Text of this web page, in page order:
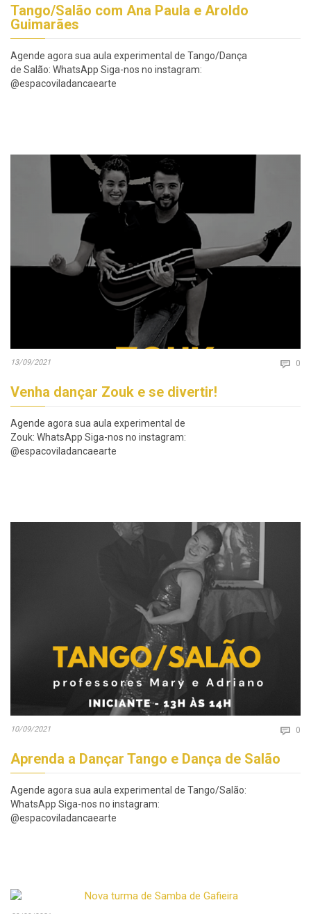
Tango/Salão com Ana Paula e Aroldo
Guimarães
Agende agora sua aula experimental de Tango/Dança
de Salão: WhatsApp Siga-nos no instagram:
@espacoviladancaearte
13/09/2021  0
Venha dançar Zouk e se divertir!
Agende agora sua aula experimental de
Zouk: WhatsApp Siga-nos no instagram:
@espacoviladancaearte
10/09/2021  0
Aprenda a Dançar Tango e Dança de Salão
Agende agora sua aula experimental de Tango/Salão:
WhatsApp Siga-nos no instagram:
@espacoviladancaearte